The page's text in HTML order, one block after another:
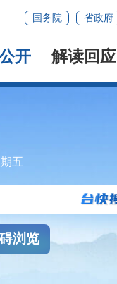
国务院 省政府
开 解读回应
五
浏览